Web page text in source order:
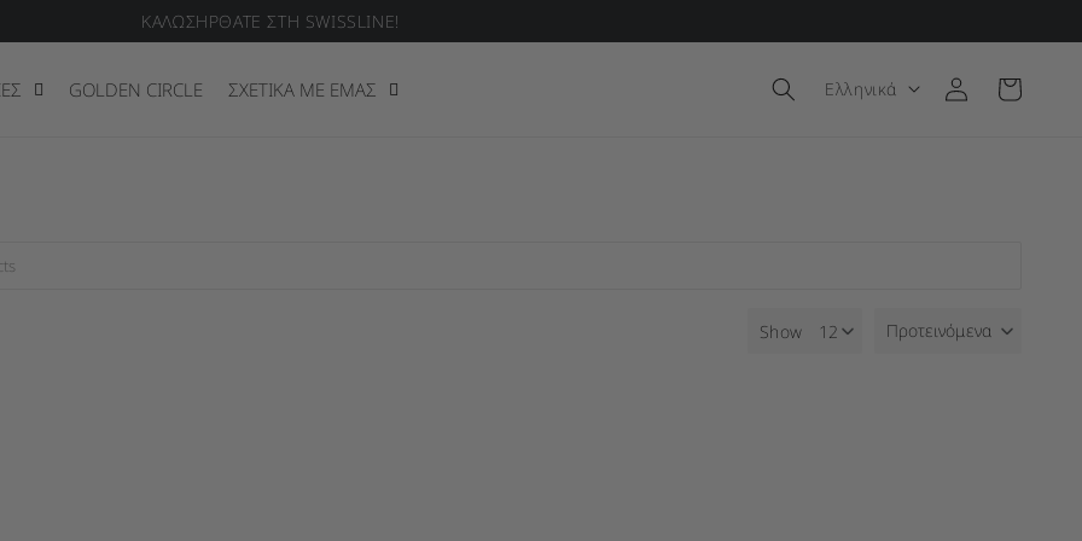
ΚΑΛΩΣΗΡΘΑΤΕ ΣΤΗ SWISSLINE!
GOLDEN CIRCLE ΣΧΕΤΙΚΑ ΜΕ ΕΜΑΣ Γλώσσα
Ελληνικά Σύνδεση Καλάθι
products in this collection.
Show Προτεινόμενα